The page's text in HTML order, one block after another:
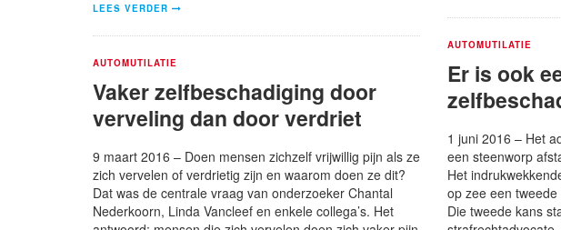
LEES VERDER
AUTOMUTILATIE
Er is ook
1 juni 2016 – Het
een steenworp
Het
op zee een
Die tweede kans
AUTOMUTILATIE
Vaker zelfbeschadiging door
verveling dan door verdriet
9 maart 2016 – Doen mensen zichzelf vrijwillig pijn als ze
zich vervelen of verdrietig zijn en waarom doen ze dit?
Dat was de centrale vraag van onderzoeker Chantal
Nederkoorn, Linda Vancleef en enkele collega’s. Het